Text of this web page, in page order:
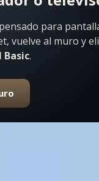
para
vuelve al muro y
.